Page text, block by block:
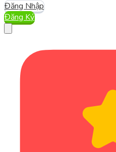
Đăng Nhập
Đăng Ký